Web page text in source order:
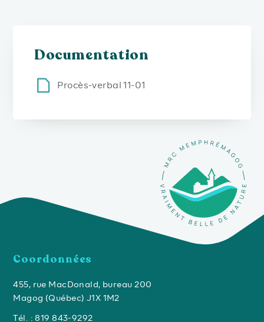
Documentation
Procès-verbal 11-01
Coordonnées
455, rue MacDonald, bureau 200
Magog (Québec) J1X 1M2
Tél. : 819 843-9292